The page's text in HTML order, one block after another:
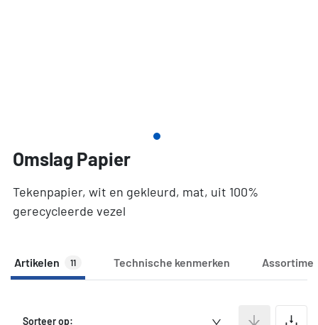
Omslag Papier
Tekenpapier, wit en gekleurd, mat, uit 100%
gerecycleerde vezel
Artikelen 11 Technische kenmerken
Sorteer op: